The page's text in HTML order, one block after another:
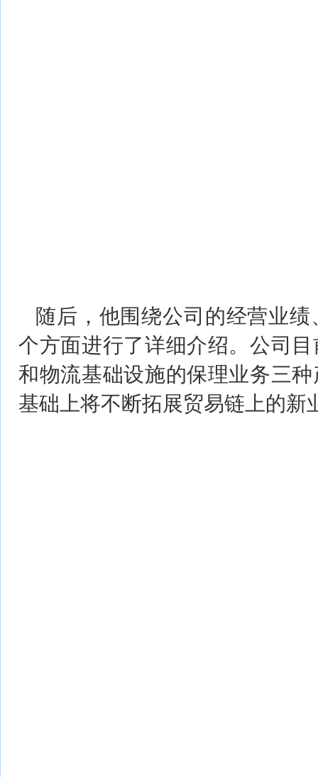
随后，他围绕公司的经营业
个方面进行了详细介绍。公司
和物流基础设施的保理业务三
基础上将不断拓展贸易链上的新